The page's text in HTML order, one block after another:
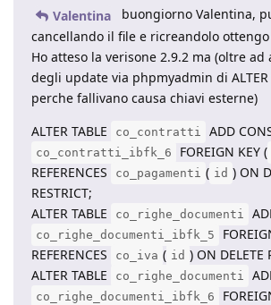
Valentina
buongiorno Valentina,
cancellando il file e ricreandolo
Ho atteso la verisone 2.9.2 ma (oltre
degli update via phpmyadmin di
perche fallivano causa chiavi esterne)
ALTER TABLE
co_contratti ADD
co_contratti_ibfk_6 FOREIGN KEY (
REFERENCES
co_pagamenti ( id ) ON
RESTRICT;
ALTER TABLE
co_righe_documenti
co_righe_documenti_ibfk_5
REFERENCES
co_iva ( id ) ON DELETE
ALTER TABLE
co_righe_documenti
co_righe_documenti_ibfk_6